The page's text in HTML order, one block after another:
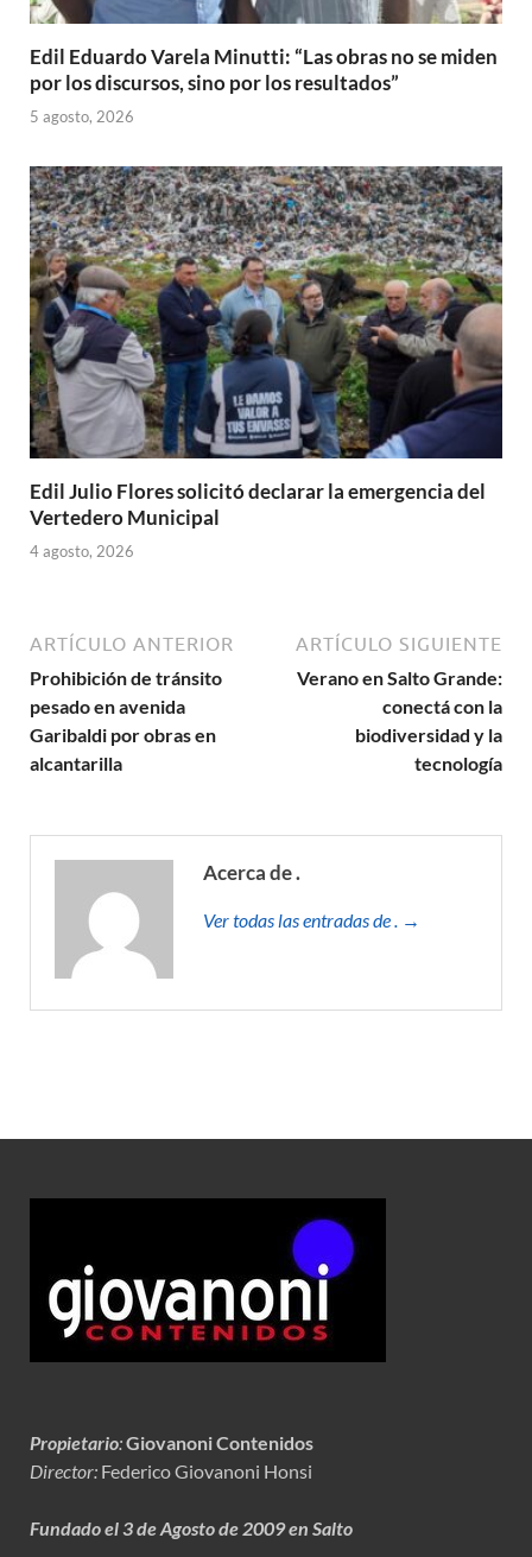
Edil Eduardo Varela Minutti: “Las obras no se miden
por los discursos, sino por los resultados”
5 agosto, 2026
Edil Julio Flores solicitó declarar la emergencia del
Vertedero Municipal
4 agosto, 2026
ARTÍCULO ANTERIOR
Prohibición de tránsito
pesado en avenida
Garibaldi por obras en
alcantarilla
ARTÍCULO SIGUIENTE
Verano en Salto Grande:
conectá con la
biodiversidad y la
tecnología
Acerca de .
Ver todas las entradas de . →
Propietario:Giovanoni Contenidos
Director: Federico Giovanoni Honsi
Fundado el 3 de Agosto de 2009 en Salto